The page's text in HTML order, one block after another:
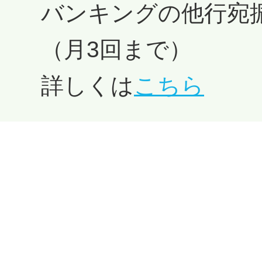
バンキングの他行宛
（月3回まで）
詳しくはこちら